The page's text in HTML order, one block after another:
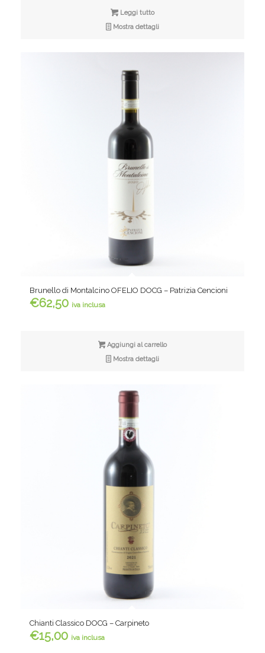
Leggi tutto
Mostra dettagli
Brunello di Montalcino OFELIO DOCG – Patrizia Cencioni
€62,50 iva inclusa
Aggiungi al carrello
Mostra dettagli
Chianti Classico DOCG – Carpineto
€15,00 iva inclusa